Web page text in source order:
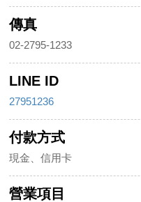
傳真
02-2795-1233
LINE ID
27951236
付款方式
現金、信用卡
營業項目